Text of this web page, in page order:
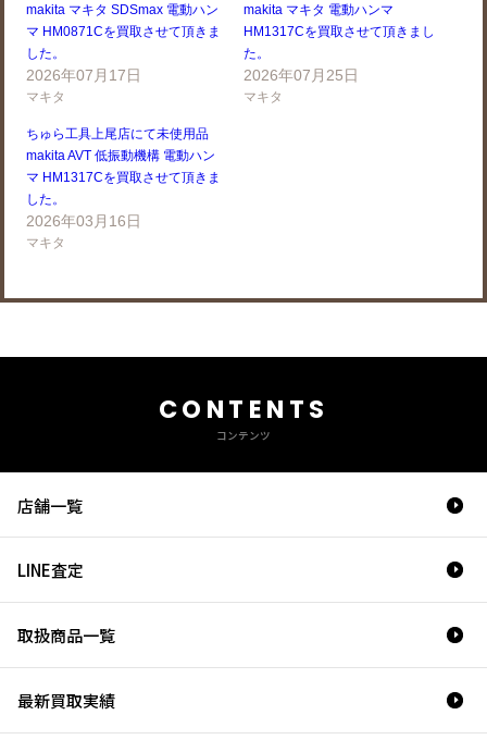
makita マキタ SDSmax 電動ハン
マ HM0871Cを買取させて頂きま
した。
2026年07月17日
マキタ
makita マキタ 電動ハンマ
HM1317Cを買取させて頂きまし
た。
2026年07月25日
マキタ
ちゅら工具上尾店にて未使用品
makita AVT 低振動機構 電動ハン
マ HM1317Cを買取させて頂きま
した。
2026年03月16日
マキタ
CONTENTS
コンテンツ
店舗一覧
LINE査定
取扱商品一覧
最新買取実績